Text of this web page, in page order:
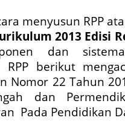
menyusun RPP
2013 Edisi
dan
RPP berikut
Nomor 22 Tahun
dan
Pada Pendidikan